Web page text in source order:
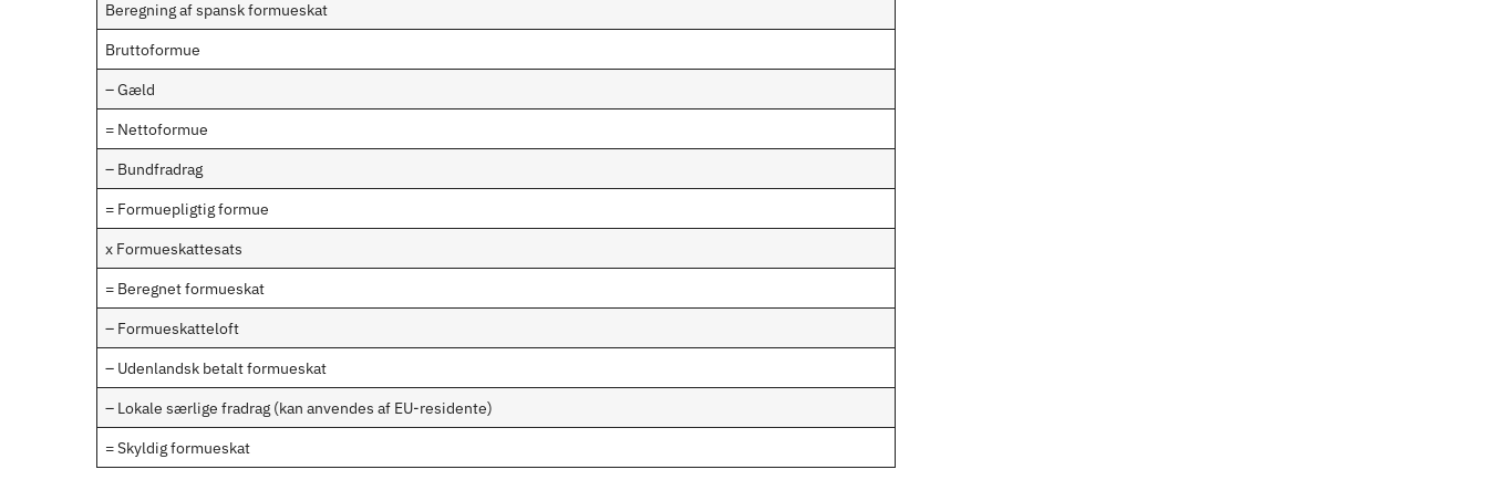
Beregning af spansk formueskat
Bruttoformue
– Gæld
= Nettoformue
– Bundfradrag
= Formuepligtig formue
x Formueskattesats
= Beregnet formueskat
– Formueskatteloft
– Udenlandsk betalt formueskat
– Lokale særlige fradrag (kan anvendes af EU-residente)
= Skyldig formueskat